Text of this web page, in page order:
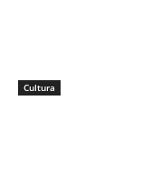
Cultura